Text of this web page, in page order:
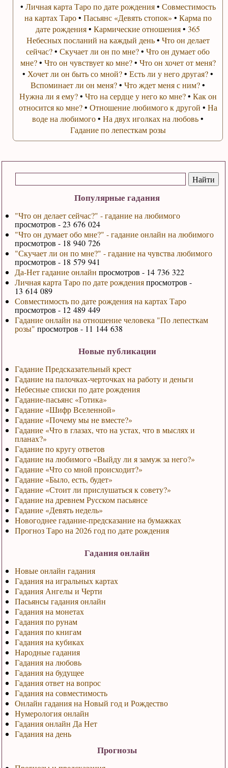
Популярные гадания
"Что он делает сейчас?" - гадание на любимого
просмотров - 23 676 024
"Что он думает обо мне?" - гадание онлайн на любимого
просмотров - 18 940 726
"Скучает ли он по мне?" - гадание на чувства любимого
просмотров - 18 579 941
Да-Нет гадание онлайн просмотров - 14 736 322
Личная карта Таро по дате рожденияпросмотров -
13 614 089
Совместимость по дате рождения на картах Таро
просмотров - 12 489 449
Гадание онлайн на отношение человека "По лепесткам
розы" просмотров - 11 144 638
Новые публикации
Гадание Предсказательный крест
Гадание на палочках-черточках на работу и деньги
Небесные списки по дате рождения
Гадание-пасьянс «Готика»
Гадание «Шифр Вселенной»
Гадание «Почему мы не вместе?»
Гадание «Что в глазах, что на устах, что в мыслях и
планах?»
Гадание по кругу ответов
Гадание на любимого «Выйду ли я замуж за него?»
Гадание «Что со мной происходит?»
Гадание «Было, есть, будет»
Гадание «Стоит ли прислушаться к совету?»
Гадание на древнем Русском пасьянсе
Гадание «Девять недель»
Новогоднее гадание-предсказание на бумажках
Прогноз Таро на 2026 год по дате рождения
Гадания онлайн
Новые онлайн гадания
Гадания на игральных картах
Гадания Ангелы и Черти
Пасьянсы гадания онлайн
Гадания на монетах
Гадания по рунам
Гадания по книгам
Гадания на кубиках
Народные гадания
Гадания на любовь
Гадания на будущее
Гадания ответ на вопрос
Гадания на совместимость
Онлайн гадания на Новый год и Рождество
Нумерология онлайн
Гадания онлайн Да Нет
Гадания на день
Прогнозы
• Личная карта Таро по дате рождения• Совместимость
на картах Таро• Пасьянс «Девять стопок» • Карма по
дате рождения•Кармические отношения•365
Небесных посланий на каждый день• Что он делает
сейчас?•Скучает ли он по мне?•Что он думает обо
мне?• Что он чувствует ко мне?• Что он хочет от меня?
• Хочет ли он быть со мной?•Есть ли у него другая?•
Вспоминает ли он меня?•Что ждет меня с ним?•
Нужна ли я ему?• Что на сердце у него ко мне?• Как он
относится ко мне?• Отношение любимого к другой • На
воде на любимого•На двух иголках на любовь•
Гадание по лепесткам розы